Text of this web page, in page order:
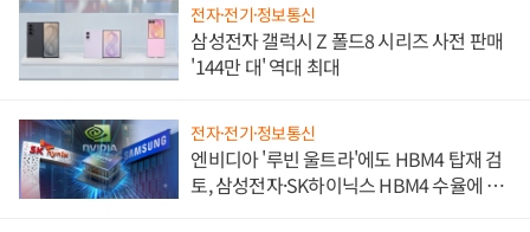
전자·전기·정보통신
삼성전자 갤럭시 Z 폴드8 시리즈 사전 판매
'144만 대' 역대 최대
전자·전기·정보통신
엔비디아 '루빈 울트라'에도 HBM4 탑재 검
토, 삼성전자·SK하이닉스 HBM4 수율에 주